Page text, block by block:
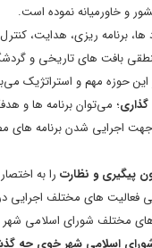
و خاورمیانه نموده است.
ها، برنامه ریزی، هدایت،
بافت های تاریخی و
این حوزه مهم و استراتژیک
؛ می‌توان برنامه ها و
اجرایی شدن برنامه های
پیگیری و نظارت را به
فعالیت های مختلف
شورای اسلامی شهر